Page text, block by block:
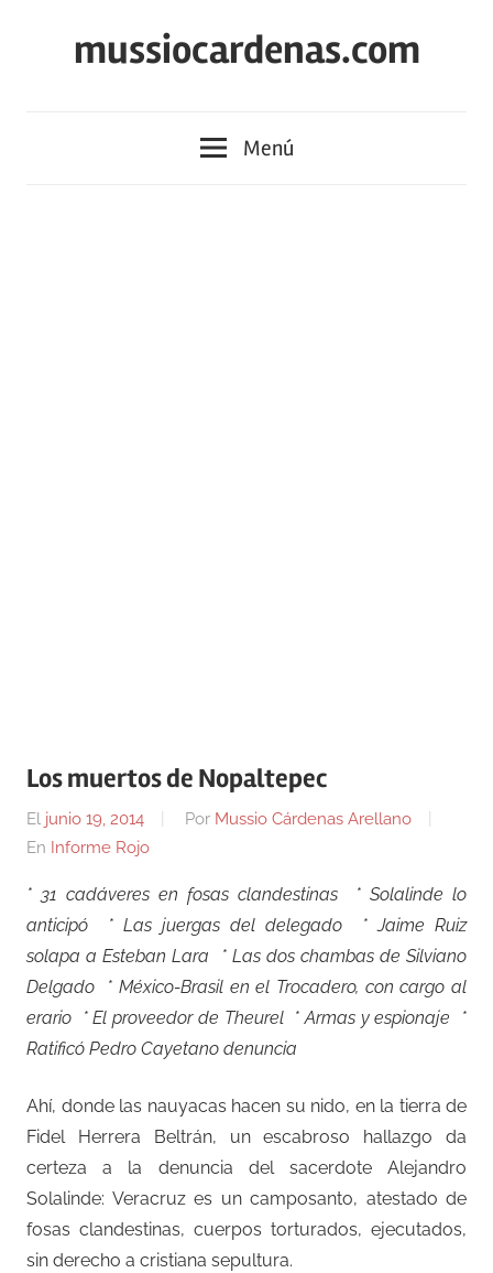
mussiocardenas.com
Menú
Los muertos de Nopaltepec
El junio 19, 2014 Por Mussio Cárdenas Arellano
En Informe Rojo
* 31 cadáveres en fosas clandestinas * Solalinde lo
anticipó * Las juergas del delegado * Jaime Ruiz
solapa a Esteban Lara * Las dos chambas de Silviano
Delgado * México-Brasil en el Trocadero, con cargo al
erario * El proveedor de Theurel * Armas y espionaje *
Ratificó Pedro Cayetano denuncia
Ahí, donde las nauyacas hacen su nido, en la tierra de
Fidel Herrera Beltrán, un escabroso hallazgo da
certeza a la denuncia del sacerdote Alejandro
Solalinde: Veracruz es un camposanto, atestado de
fosas clandestinas, cuerpos torturados, ejecutados,
sin derecho a cristiana sepultura.